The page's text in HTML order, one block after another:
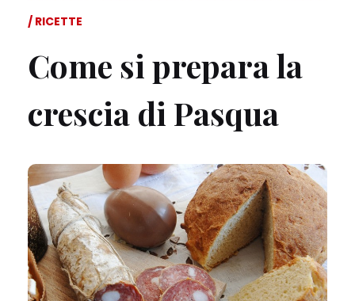
RICETTE
Come si prepara la
crescia di Pasqua